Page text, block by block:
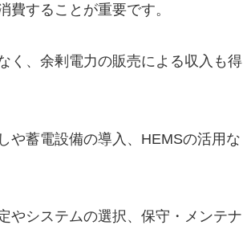
することが重要です。
く、余剰電力の販売による収入も得
や蓄電設備の導入、HEMSの活用な
やシステムの選択、保守・メンテナ